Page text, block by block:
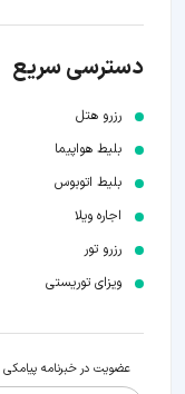
دسترسی سریع
رزرو هتل
بلیط هواپیما
بلیط اتوبوس
اجاره ویلا
رزرو تور
ویزای توریستی
عضویت در خبرنامه پیامکی